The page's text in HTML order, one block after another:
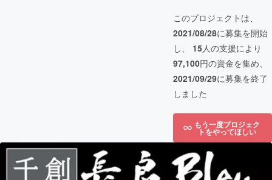
このプロジェクトは、
2021/08/28に募集を開始
し、 15人の支援により
97,100円の資金を集め、
2021/09/29に募集を終了
しました
もう一度プロジェク
トをやってほしい